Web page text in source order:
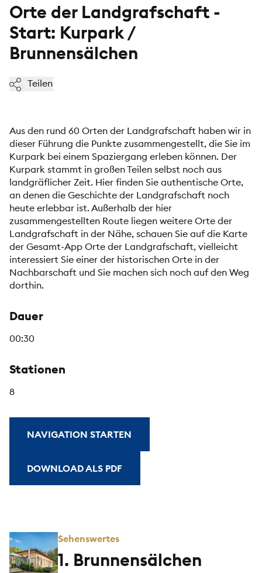
Orte der Landgrafschaft -
Start: Kurpark /
Brunnensälchen
Teilen
Aus den rund 60 Orten der Landgrafschaft haben wir in
dieser Führung die Punkte zusammengestellt, die Sie im
Kurpark bei einem Spaziergang erleben können. Der
Kurpark stammt in großen Teilen selbst noch aus
landgräflicher Zeit. Hier finden Sie authentische Orte,
an denen die Geschichte der Landgrafschaft noch
heute erlebbar ist. Außerhalb der hier
zusammengestellten Route liegen weitere Orte der
Landgrafschaft in der Nähe, schauen Sie auf die Karte
der Gesamt-App Orte der Landgrafschaft, vielleicht
interessiert Sie einer der historischen Orte in der
Nachbarschaft und Sie machen sich noch auf den Weg
dorthin.
Dauer
00:30
Stationen
8
NAVIGATION STARTEN
DOWNLOAD ALS PDF
Sehenswertes
1. Brunnensälchen